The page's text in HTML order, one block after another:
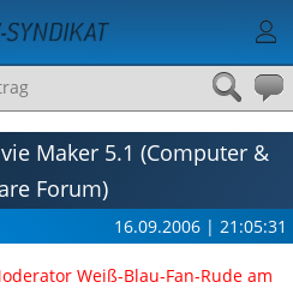
Maker 5.1 (Computer &
Forum)
16.09.2006 | 21:05:31
Weiß-Blau-Fan-Rude am